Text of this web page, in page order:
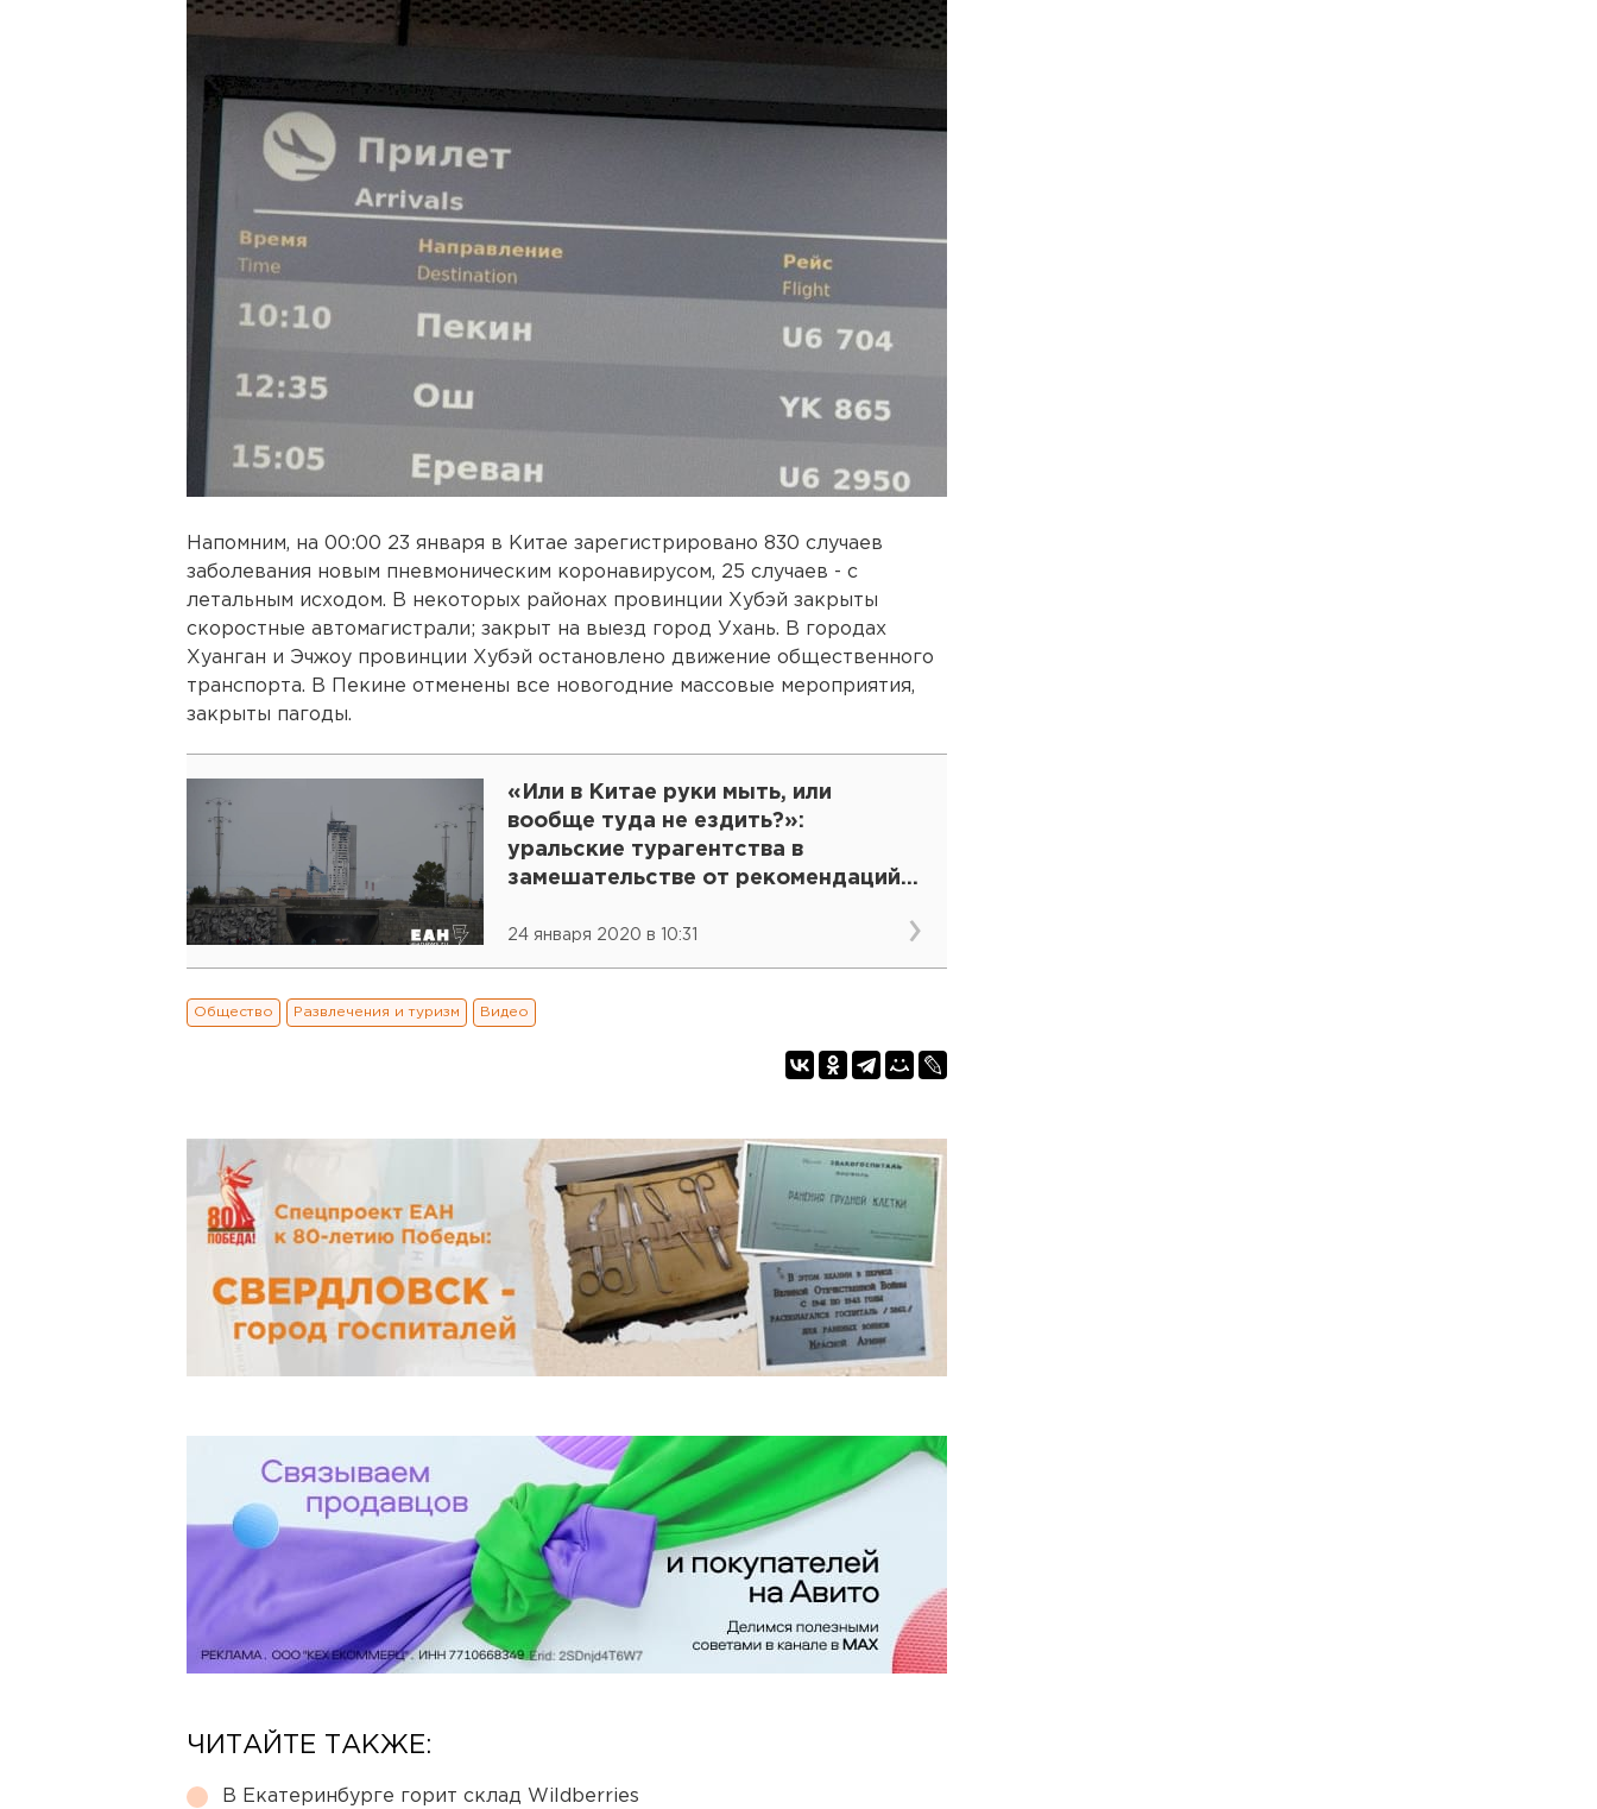
Напомним, на 00:00 23 января в Китае зарегистрировано 830 случаев
заболевания новым пневмоническим коронавирусом, 25 случаев - с
летальным исходом. В некоторых районах провинции Хубэй закрыты
скоростные автомагистрали; закрыт на выезд город Ухань. В городах
Хуанган и Эчжоу провинции Хубэй остановлено движение общественного
транспорта. В Пекине отменены все новогодние массовые мероприятия,
закрыты пагоды.
«Или в Китае руки мыть, или
вообще туда не ездить?»:
уральские турагентства в
замешательстве от рекомендаций
24 января 2020 в 10:31
Общество Развлечения и туризм Видео
ЧИТАЙТЕ ТАКЖЕ:
В Екатеринбурге горит склад Wildberries